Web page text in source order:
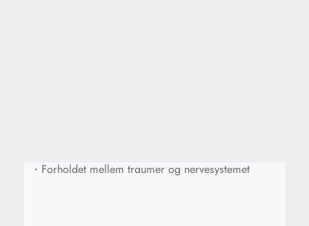
• Forholdet mellem traumer og nervesystemet